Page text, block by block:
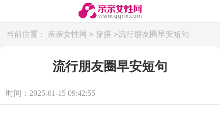
当前位置： 亲亲女性网 > 穿搭 >流行朋友圈早安短句
流行朋友圈早安短句
时间：2025-01-15 09:42:55